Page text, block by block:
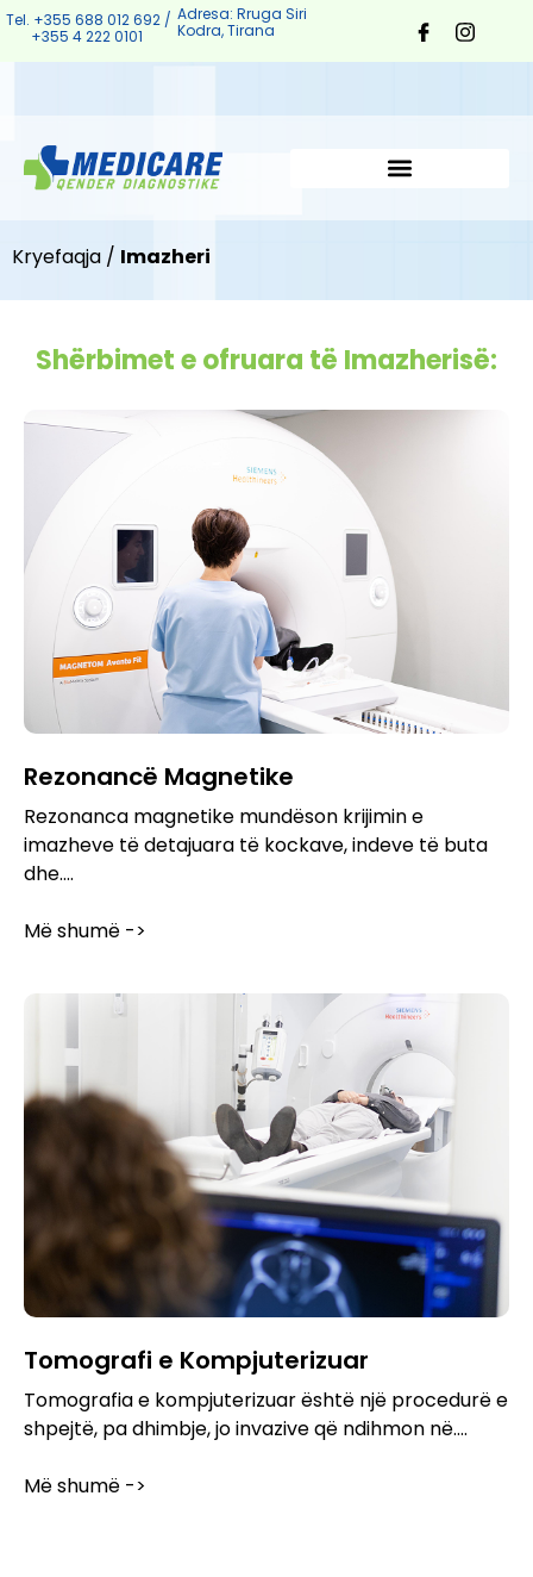
Tel. +355 688 012 692 /
+355 4 222 0101
Adresa: Rruga Siri
Kodra, Tirana
Kryefaqja / Imazheri
Shërbimet e ofruara të Imazherisë:
Rezonancë Magnetike
Rezonanca magnetike mundëson krijimin e
imazheve të detajuara të kockave, indeve të buta
dhe....
Më shumë ->
Tomografi e Kompjuterizuar
Tomografia e kompjuterizuar është një procedurë e
shpejtë, pa dhimbje, jo invazive që ndihmon në....
Më shumë ->